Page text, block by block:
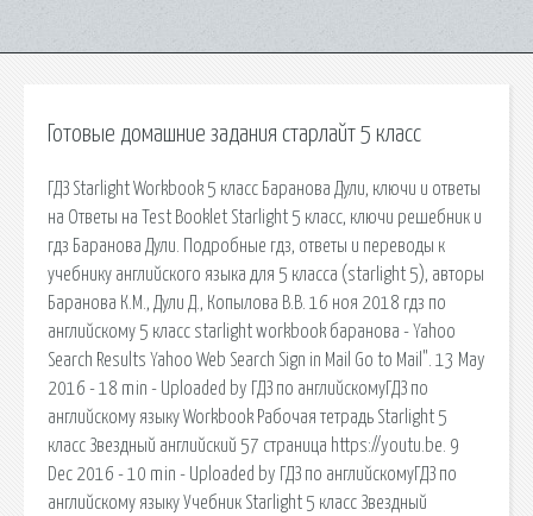
Готовые домашние задания старлайт 5 класс
ГДЗ Starlight Workbook 5 класс Баранова Дули, ключи и ответы
на Ответы на Test Booklet Starlight 5 класс, ключи решебник и
гдз Баранова Дули. Подробные гдз, ответы и переводы к
учебнику английского языка для 5 класса (starlight 5), авторы
Баранова К.М., Дули Д., Копылова В.В. 16 ноя 2018 гдз по
английскому 5 класс starlight workbook баранова - Yahoo
Search Results Yahoo Web Search Sign in Mail Go to Mail". 13 May
2016 - 18 min - Uploaded by ГДЗ по английскомуГДЗ по
английскому языку Workbook Рабочая тетрадь Starlight 5
класс Звездный английский 57 страница https://youtu.be. 9
Dec 2016 - 10 min - Uploaded by ГДЗ по английскомуГДЗ по
английскому языку Учебник Starlight 5 класс Звездный